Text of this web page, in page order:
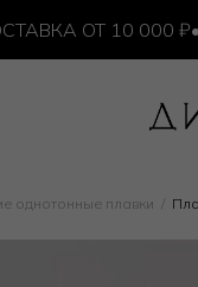
ОТ 10 000 ₽•ПРИ
однотонные плавки